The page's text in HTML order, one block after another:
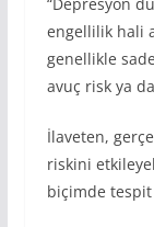
engellilik hali
genellikle
avuç risk ya
İlaveten,
riskini
biçimde